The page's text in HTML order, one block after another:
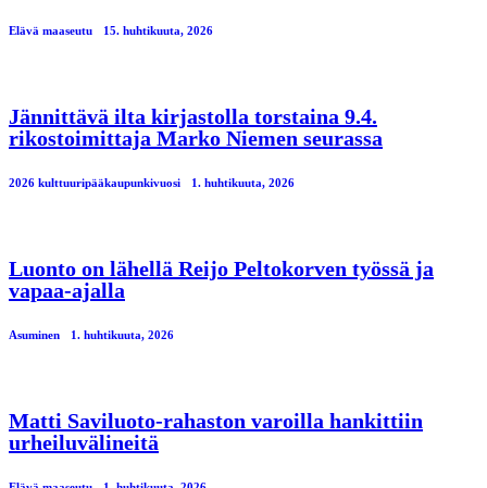
Elävä maaseutu 15. huhtikuuta, 2026
Jännittävä ilta kirjastolla torstaina 9.4.
rikostoimittaja Marko Niemen seurassa
2026 kulttuuripääkaupunkivuosi 1. huhtikuuta, 2026
Luonto on lähellä Reijo Peltokorven työssä ja
vapaa-ajalla
Asuminen 1. huhtikuuta, 2026
Matti Saviluoto-rahaston varoilla hankittiin
urheiluvälineitä